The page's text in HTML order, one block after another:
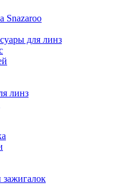
Snazaroo
для линз
линз
зажигалок